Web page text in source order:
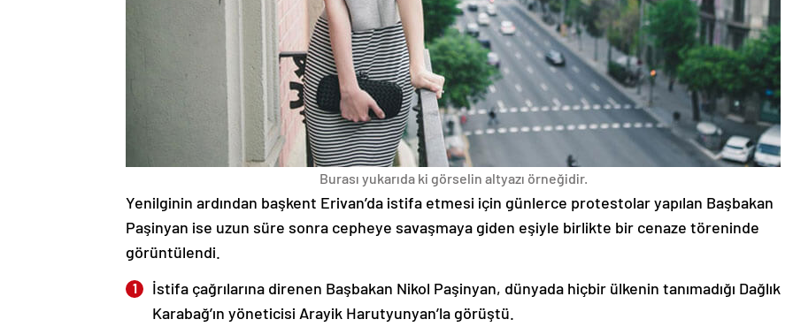
Burası yukarıda ki görselin altyazı örneğidir.
Yenilginin ardından başkent Erivan’da istifa etmesi için günlerce protestolar yapılan Başbakan
Paşinyan ise uzun süre sonra cepheye savaşmaya giden eşiyle birlikte bir cenaze töreninde
görüntülendi.
İstifa çağrılarına direnen Başbakan Nikol Paşinyan, dünyada hiçbir ülkenin tanımadığı Dağlık
Karabağ’ın yöneticisi Arayik Harutyunyan’la görüştü.